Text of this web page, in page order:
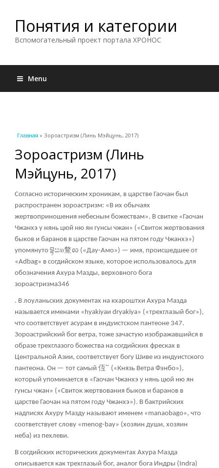
Понятия и категории
Вспомогательный проект портала ХРОНОС
Menu
Вы здесь
Главная » Зороастризм (Линь Мэйцунь, 2017)
Зороастризм (Линь
Мэйцунь, 2017)
Согласно историческим хроникам, в царстве Гаочан был
распространен зороастризм: «В их обычаях
жертвоприношения небесным божествам». В свитке «Гаочан
Чжанхэ у нянь цюй ню ян гунсы чжан» («Свиток жертвования
быков и баранов в царстве Гаочан на пятом году Чжанхэ»)
упомянуто བྷඎ䱯᪙ («Дау-Амо») — имя, происшедшее от
«Adbag» в согдийском языке, которое использовалось для
обозначения Ахура Мазды, верховного бога
зороастризма346
. В лоуланьских документах на кхароштхи Ахура Мазда
называется именами «hyakiyaи dryakiya» («трехглазый бог»),
что соответствует асурам в индуистском пантеоне 347.
Зороастрийский бог ветра, тоже зачастую изображавшийся в
образе трехглазого божества на согдийских фресках в
Центральной Азии, соответствует богу Шиве из индуистского
пантеона. Он — тот самый 仾՟ («Князь Ветра Фэнбо»),
который упоминается в «Гаочан Чжанхэ у нянь цюй ню ян
гунсы чжан» («Свиток жертвования быков и баранов в
царстве Гаочан на пятом году Чжанхэ»). В бактрийских
надписях Ахуру Мазду называют именем «manaobago», что
соответствует слову «menog-bay» (хозяин души, хозяин
неба) из пехлеви.
В согдийских исторических документах Ахура Мазда
описывается как трехглазый бог, аналог бога Индры (Indra)